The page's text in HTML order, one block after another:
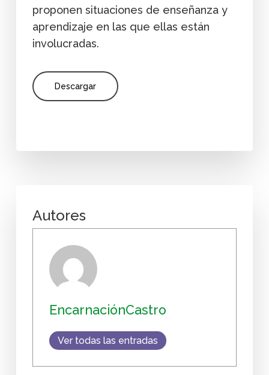
proponen situaciones de enseñanza y
aprendizaje en las que ellas están
involucradas.
Descargar
Autores
EncarnaciónCastro
Ver todas las entradas